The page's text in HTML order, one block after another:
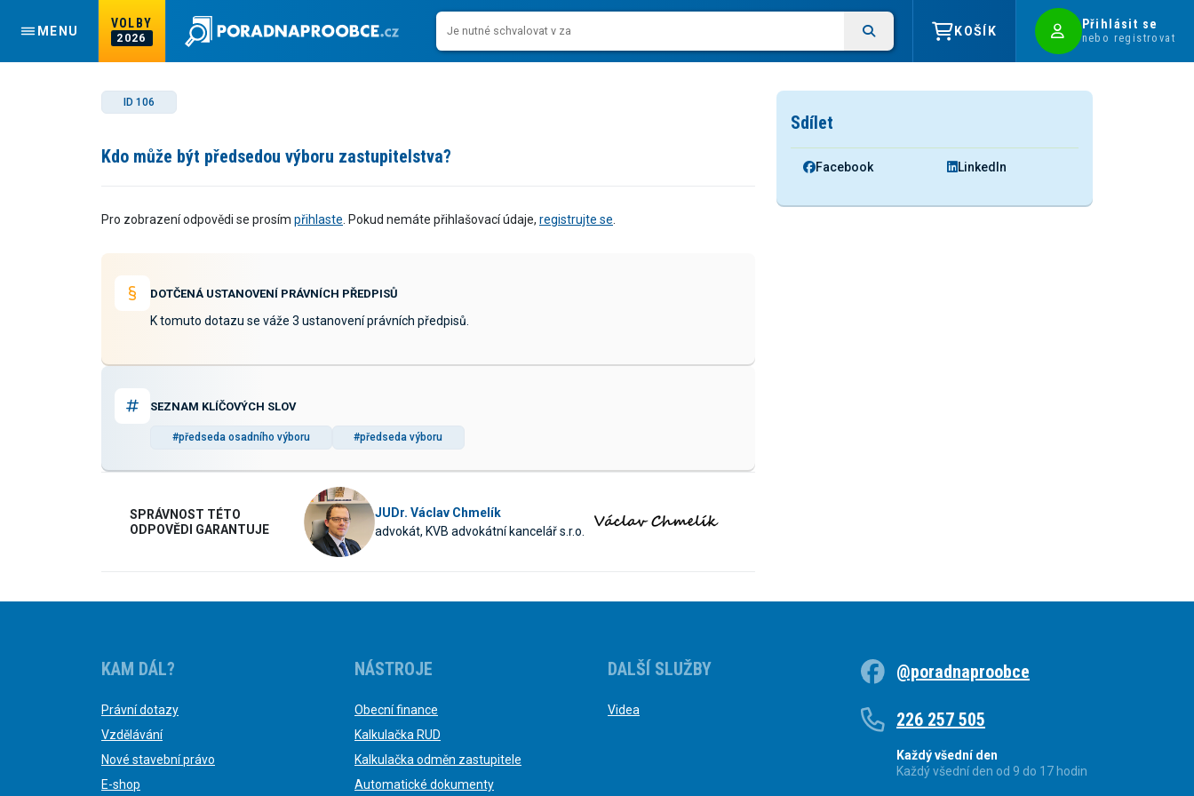
MENU
VOLBY
2026
KOŠÍK Přihlásit se
nebo registrovat
ID 106
Kdo může být předsedou výboru zastupitelstva?
Pro zobrazení odpovědi se prosím přihlaste . Pokud nemáte přihlašovací údaje, registrujte se
DOTČENÁ USTANOVENÍ PRÁVNÍCH PŘEDPISŮ
K tomuto dotazu se váže 3 ustanovení právních předpisů.
SEZNAM KLÍČOVÝCH SLOV
#předseda osadního výboru #předseda výboru
SPRÁVNOST TÉTO
ODPOVĚDI GARANTUJE
JUDr. Václav Chmelík
advokát, KVB advokátní kancelář s.r.o.
Sdílet
Facebook LinkedIn
KAM DÁL?
Právní dotazy
Vzdělávání
Nové stavební právo
E-shop
NÁSTROJE
Obecní finance
Kalkulačka RUD
Kalkulačka odměn zastupitele
Automatické dokumenty
DALŠÍ SLUŽBY
Videa
@poradnaproobce
226 257 505
Každý všední den
Každý všední den od 9 do 17 hodin